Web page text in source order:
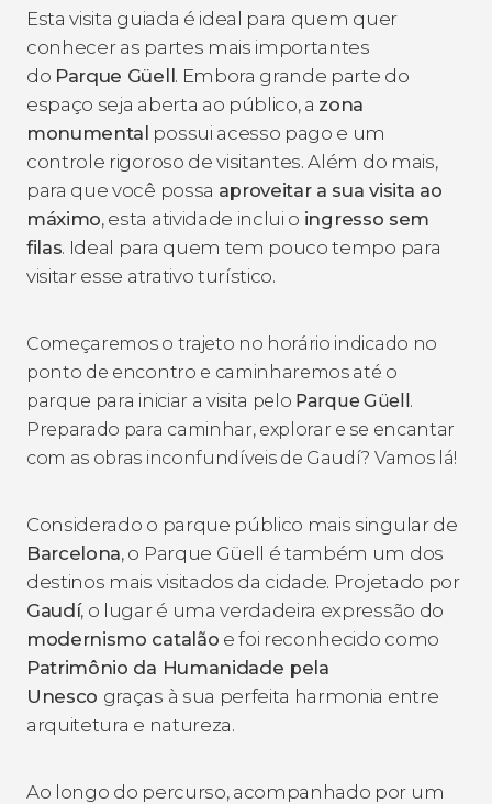
Esta visita guiada é ideal para quem quer
conhecer as partes mais importantes
do Parque Güell. Embora grande parte do
espaço seja aberta ao público, a zona
monumental possui acesso pago e um
controle rigoroso de visitantes. Além do mais,
para que você possa aproveitar a sua visita ao
máximo, esta atividade inclui o ingresso sem
filas. Ideal para quem tem pouco tempo para
visitar esse atrativo turístico.
Começaremos o trajeto no horário indicado no
ponto de encontro e caminharemos até o
parque para iniciar a visita pelo Parque Güell .
Preparado para caminhar, explorar e se encantar
com as obras inconfundíveis de Gaudí? Vamos lá!
Considerado o parque público mais singular de
Barcelona, o Parque Güell é também um dos
destinos mais visitados da cidade. Projetado por
Gaudí, o lugar é uma verdadeira expressão do
modernismo catalão e foi reconhecido como
Patrimônio da Humanidade pela
Unesco graças à sua perfeita harmonia entre
arquitetura e natureza.
Ao longo do percurso, acompanhado por um